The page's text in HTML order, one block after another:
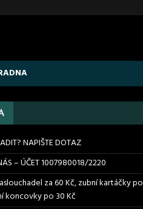
NAPIŠTE DOTAZ
– ÚČET 1007980018/2220
za 60 Kč, zubní kartáčky po
koncovky po 30 Kč